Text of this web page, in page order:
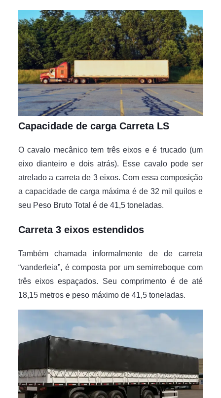
Capacidade de carga Carreta LS
O cavalo mecânico tem três eixos e é trucado (um
eixo dianteiro e dois atrás). Esse cavalo pode ser
atrelado a carreta de 3 eixos. Com essa composição
a capacidade de carga máxima é de 32 mil quilos e
seu Peso Bruto Total é de 41,5 toneladas.
Carreta 3 eixos estendidos
Também chamada informalmente de de carreta
“vanderleia”, é composta por um semirreboque com
três eixos espaçados. Seu comprimento é de até
18,15 metros e peso máximo de 41,5 toneladas.